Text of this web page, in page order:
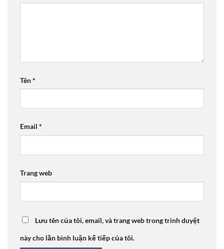
Tên*
Email *
Trang web
Lưu tên của tôi, email, và trang web trong trình duyệt
này cho lần bình luận kế tiếp của tôi.